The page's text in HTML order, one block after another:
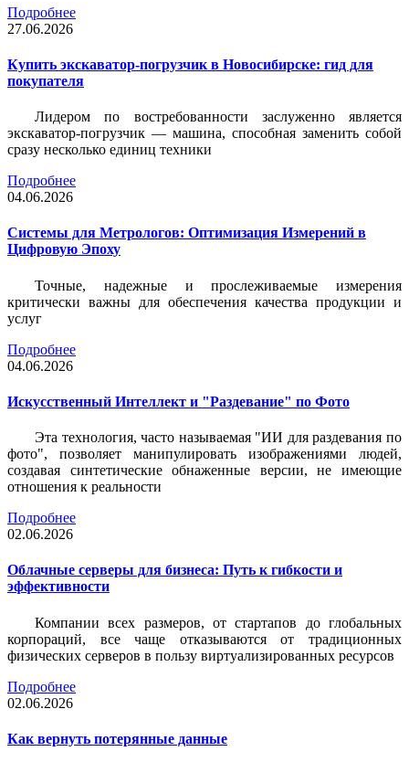
Подробнее
27.06.2026
Купить экскаватор-погрузчик в Новосибирске: гид для
покупателя
Лидером по востребованности заслуженно является
экскаватор-погрузчик — машина, способная заменить собой
сразу несколько единиц техники
Подробнее
04.06.2026
Системы для Метрологов: Оптимизация Измерений в
Цифровую Эпоху
Точные, надежные и прослеживаемые измерения
критически важны для обеспечения качества продукции и
услуг
Подробнее
04.06.2026
Искусственный Интеллект и "Раздевание" по Фото
Эта технология, часто называемая "ИИ для раздевания по
фото", позволяет манипулировать изображениями людей,
создавая синтетические обнаженные версии, не имеющие
отношения к реальности
Подробнее
02.06.2026
Облачные серверы для бизнеса: Путь к гибкости и
эффективности
Компании всех размеров, от стартапов до глобальных
корпораций, все чаще отказываются от традиционных
физических серверов в пользу виртуализированных ресурсов
Подробнее
02.06.2026
Как вернуть потерянные данные